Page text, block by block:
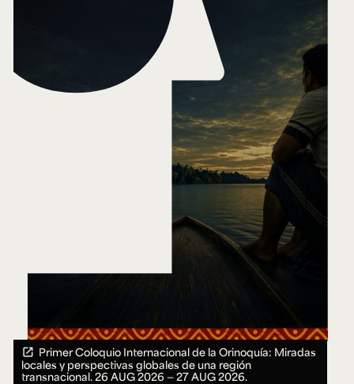
Primer Coloquio Internacional de la Orinoquía: Miradas
locales y perspectivas globales de una región
transnacional.26 AUG 2026 ― 27 AUG 2026.